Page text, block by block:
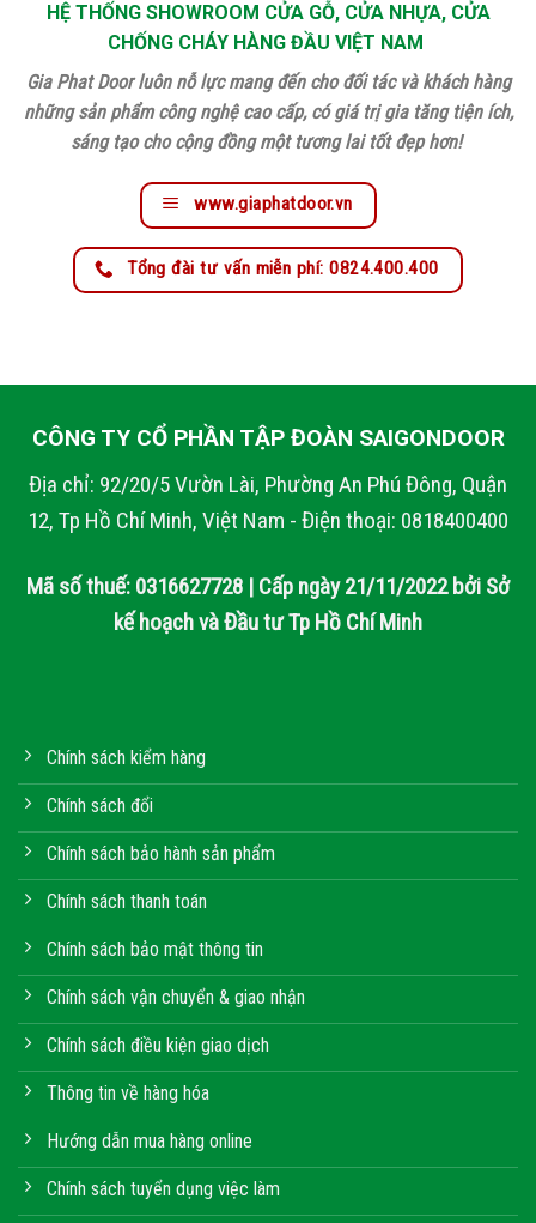
HỆ THỐNG SHOWROOM CỬA GỖ, CỬA NHỰA, CỬA
CHỐNG CHÁY HÀNG ĐẦU VIỆT NAM
Gia Phat Door luôn nỗ lực mang đến cho đối tác và khách hàng
những sản phẩm công nghệ cao cấp, có giá trị gia tăng tiện ích,
sáng tạo cho cộng đồng một tương lai tốt đẹp hơn!
www.giaphatdoor.vn
Tổng đài tư vấn miễn phí: 0824.400.400
CÔNG TY CỔ PHẦN TẬP ĐOÀN SAIGONDOOR
Địa chỉ: 92/20/5 Vườn Lài, Phường An Phú Đông, Quận
12, Tp Hồ Chí Minh, Việt Nam - Điện thoại: 0818400400
Mã số thuế: 0316627728 | Cấp ngày 21/11/2022 bởi Sở
kế hoạch và Đầu tư Tp Hồ Chí Minh
Chính sách kiểm hàng
Chính sách đổi
Chính sách bảo hành sản phẩm
Chính sách thanh toán
Chính sách bảo mật thông tin
Chính sách vận chuyển & giao nhận
Chính sách điều kiện giao dịch
Thông tin về hàng hóa
Hướng dẫn mua hàng online
Chính sách tuyển dụng việc làm